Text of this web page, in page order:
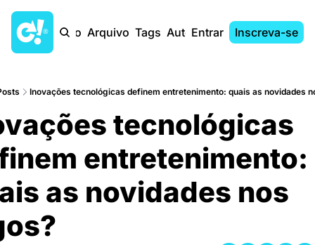
Início Arquivo Tags AutoresEntrar Inscreva-se
Inovações tecnológicas definem entretenimento: quais as novidades
tecnológicas
entretenimento:
as novidades nos